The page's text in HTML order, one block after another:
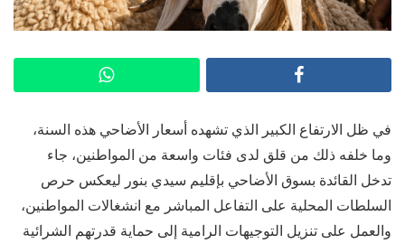
في ظل الارتفاع الكبير الذي تشهده أسعار الأضاحي هذه السنة،
وما خلفه ذلك من قلق لدى فئات واسعة من المواطنين، جاء
تدخل القائدة بسوق الأضاحي بإقليم سيدي بنور ليعكس حرص
السلطات المحلية على التفاعل المباشر مع انشغالات المواطنين،
والعمل على تنزيل التوجيهات الرامية إلى حماية قدرتهم الشرائية